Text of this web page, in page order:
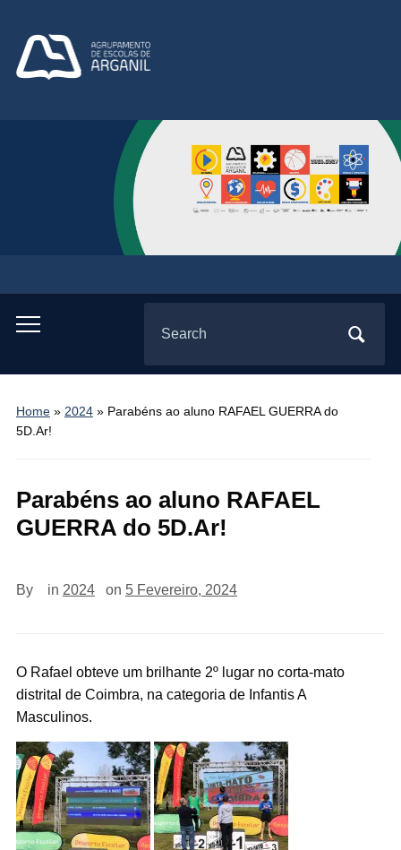
Toggle
menu
for:
Home» 2024» Parabéns ao aluno RAFAEL GUERRA do
5D.Ar!
Parabéns ao aluno RAFAEL
GUERRA do 5D.Ar!
By in 2024 on 5 Fevereiro, 2024
O Rafael obteve um brilhante 2º lugar no corta-mato
distrital de Coimbra, na categoria de Infantis A
Masculinos.